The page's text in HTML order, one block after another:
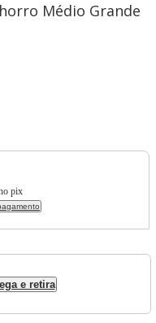
Médio Grande
pix
e retira